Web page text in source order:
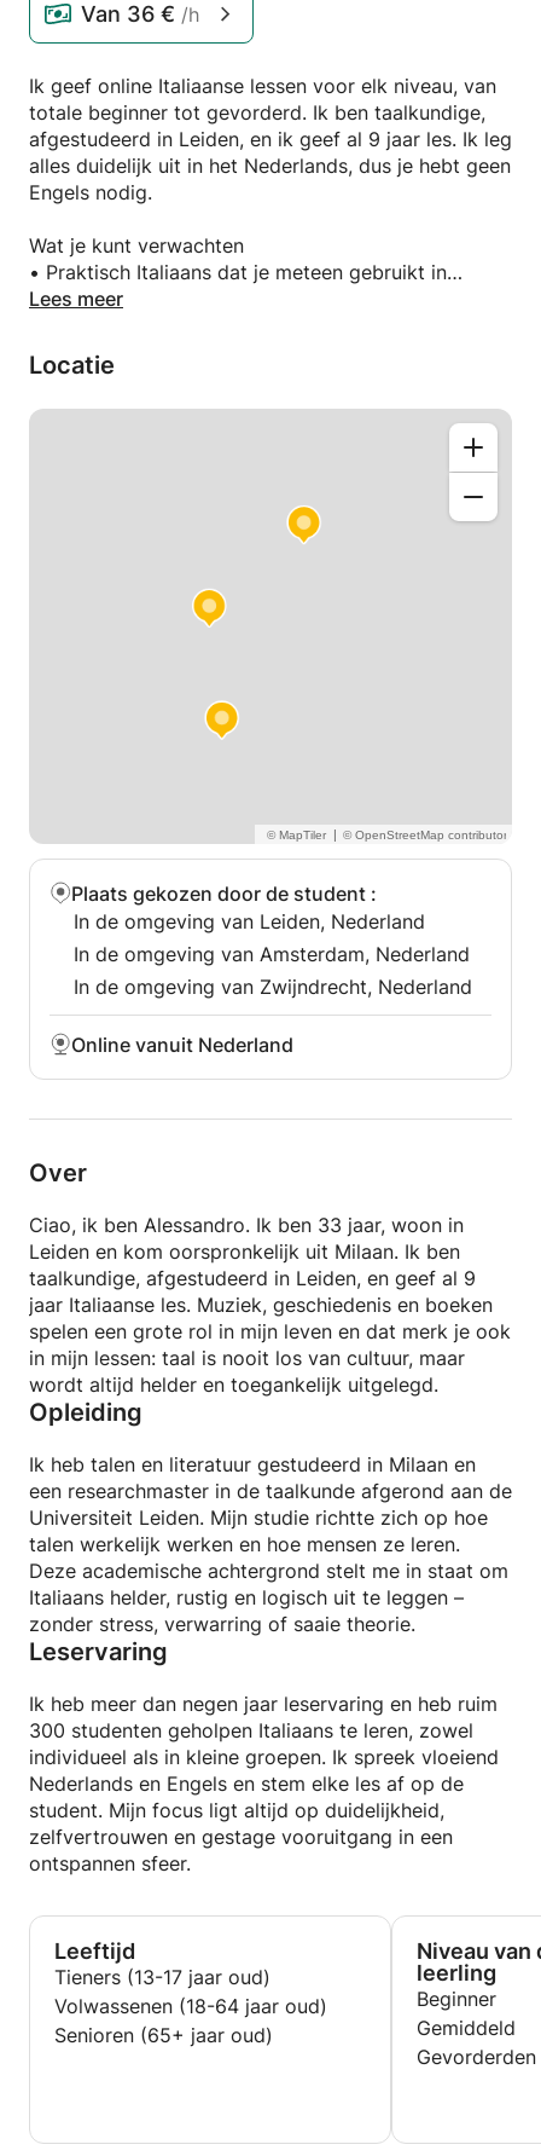
Van 36 € /h
Ik geef online Italiaanse lessen voor elk niveau, van
totale beginner tot gevorderd. Ik ben taalkundige,
afgestudeerd in Leiden, en ik geef al 9 jaar les. Ik leg
alles duidelijk uit in het Nederlands, dus je hebt geen
Engels nodig.
Wat je kunt verwachten
• Praktisch Italiaans dat je meteen gebruikt in
gesprekken
zinsbouw
• Lesmateriaal en huiswerk op maat, gebaseerd op
jouw doel en interesses
• Duidelijke structuur, zodat je snel vooruitgang
maak ik een simpel plan dat bij je past.
SAMEN VIA BERICHTEN AFSPRAKEN.
Lees meer
Locatie
|
Plaats gekozen door de student :
In de omgeving van Leiden, Nederland
In de omgeving van Amsterdam, Nederland
In de omgeving van Zwijndrecht, Nederland
Online vanuit Nederland
Over
Ciao, ik ben Alessandro. Ik ben 33 jaar, woon in
Leiden en kom oorspronkelijk uit Milaan. Ik ben
taalkundige, afgestudeerd in Leiden, en geef al 9
jaar Italiaanse les. Muziek, geschiedenis en boeken
spelen een grote rol in mijn leven en dat merk je ook
in mijn lessen: taal is nooit los van cultuur, maar
wordt altijd helder en toegankelijk uitgelegd.
Opleiding
Ik heb talen en literatuur gestudeerd in Milaan en
een researchmaster in de taalkunde afgerond aan de
Universiteit Leiden. Mijn studie richtte zich op hoe
talen werkelijk werken en hoe mensen ze leren.
Deze academische achtergrond stelt me in staat om
Italiaans helder, rustig en logisch uit te leggen –
zonder stress, verwarring of saaie theorie.
Leservaring
Ik heb meer dan negen jaar leservaring en heb ruim
300 studenten geholpen Italiaans te leren, zowel
individueel als in kleine groepen. Ik spreek vloeiend
Nederlands en Engels en stem elke les af op de
student. Mijn focus ligt altijd op duidelijkheid,
zelfvertrouwen en gestage vooruitgang in een
ontspannen sfeer.
Leeftijd
Tieners (13-17 jaar oud)
Volwassenen (18-64 jaar oud)
Senioren (65+ jaar oud)
Niveau van
leerling
Beginner
Gemiddeld
Gevorderden